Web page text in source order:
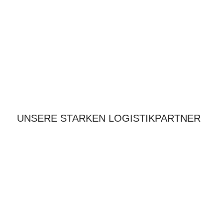
UNSERE STARKEN LOGISTIKPARTNER